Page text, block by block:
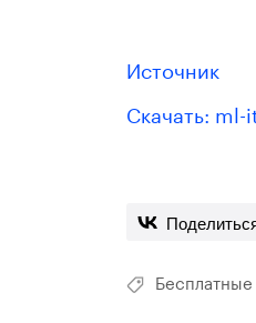
Источник
Скачать:
Бесплатные